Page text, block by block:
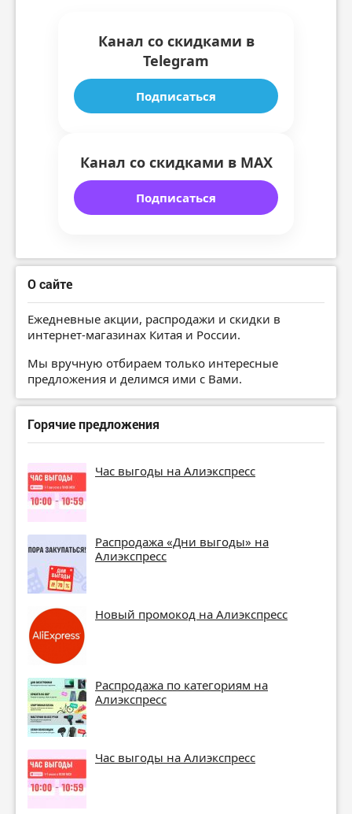
Канал со скидками в
Telegram
Подписаться
Канал со скидками в MAX
Подписаться
О сайте
Ежедневные акции, распродажи и скидки в
интернет-магазинах Китая и России.
Мы вручную отбираем только интересные
предложения и делимся ими с Вами.
Горячие предложения
Час выгоды на Алиэкспресс
Распродажа «Дни выгоды» на
Алиэкспресс
Новый промокод на Алиэкспресс
Распродажа по категориям на
Алиэкспресс
Час выгоды на Алиэкспресс